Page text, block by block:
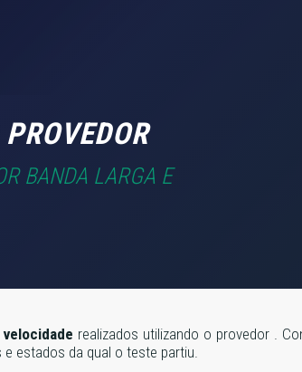
BANDA LARGA E
realizados utilizando o provedor .
estados da qual o teste partiu.